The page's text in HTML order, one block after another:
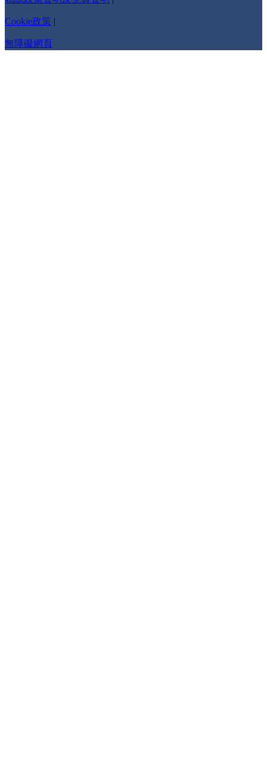
Cookie政策 |
無障礙網頁